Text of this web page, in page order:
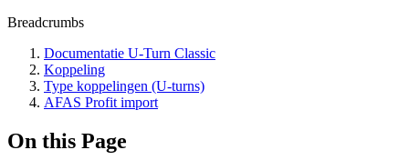
Breadcrumbs
Documentatie U-Turn Classic
Koppeling
Type koppelingen (U-turns)
AFAS Profit import
On this Page